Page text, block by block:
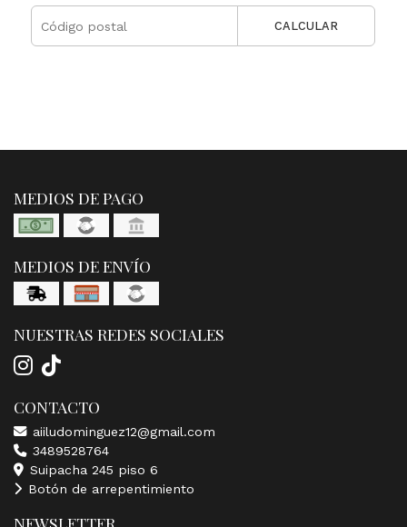
CALCULAR
MEDIOS DE PAGO
MEDIOS DE ENVÍO
NUESTRAS REDES SOCIALES
CONTACTO
aiiludominguez12@gmail.com
3489528764
Suipacha 245 piso 6
Botón de arrepentimiento